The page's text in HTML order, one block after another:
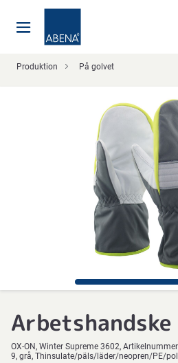
Produktion På golvet
Arbetshandske
OX-ON Winter Supreme 3602
9, grå, Thinsulate/päls/läder/neopren/PE/